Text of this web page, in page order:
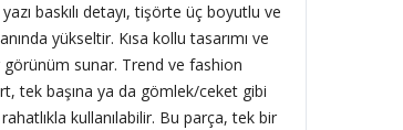
baskılı detayı, tişörte üç boyutlu ve
yükseltir. Kısa kollu tasarımı ve
görünüm sunar. Trend ve fashion
tek başına ya da gömlek/ceket gibi
kullanılabilir. Bu parça, tek bir